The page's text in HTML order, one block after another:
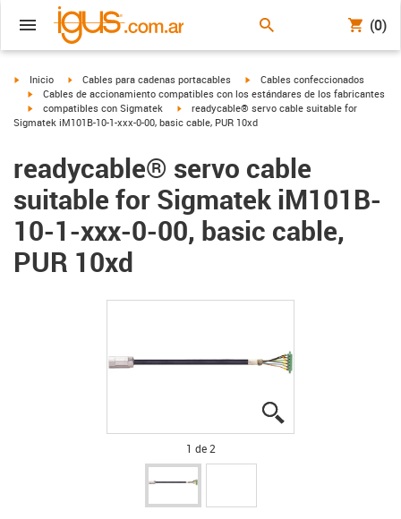
(0)
igus-icon-arrow-right
Inicio igus-icon-arrow-right
Cables para cadenas portacables igus-icon-arrow-right
Cables confeccionados
igus-icon-arrow-right
Cables de accionamiento compatibles con los estándares de los fabricantes
igus-icon-arrow-right
compatibles con Sigmatek igus-icon-arrow-right
readycable® servo cable suitable for
Sigmatek iM101B-10-1-xxx-0-00, basic cable, PUR 10xd
readycable® servo cable
suitable for Sigmatek iM101B-
10-1-xxx-0-00, basic cable,
PUR 10xd
1 de 2